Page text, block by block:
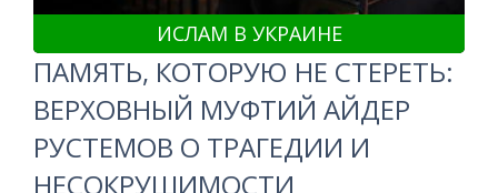
ИСЛАМ В УКРАИНЕ
ПАМЯТЬ, КОТОРУЮ НЕ СТЕРЕТЬ:
ВЕРХОВНЫЙ МУФТИЙ АЙДЕР
РУСТЕМОВ О ТРАГЕДИИ И
НЕСОКРУШИМОСТИ